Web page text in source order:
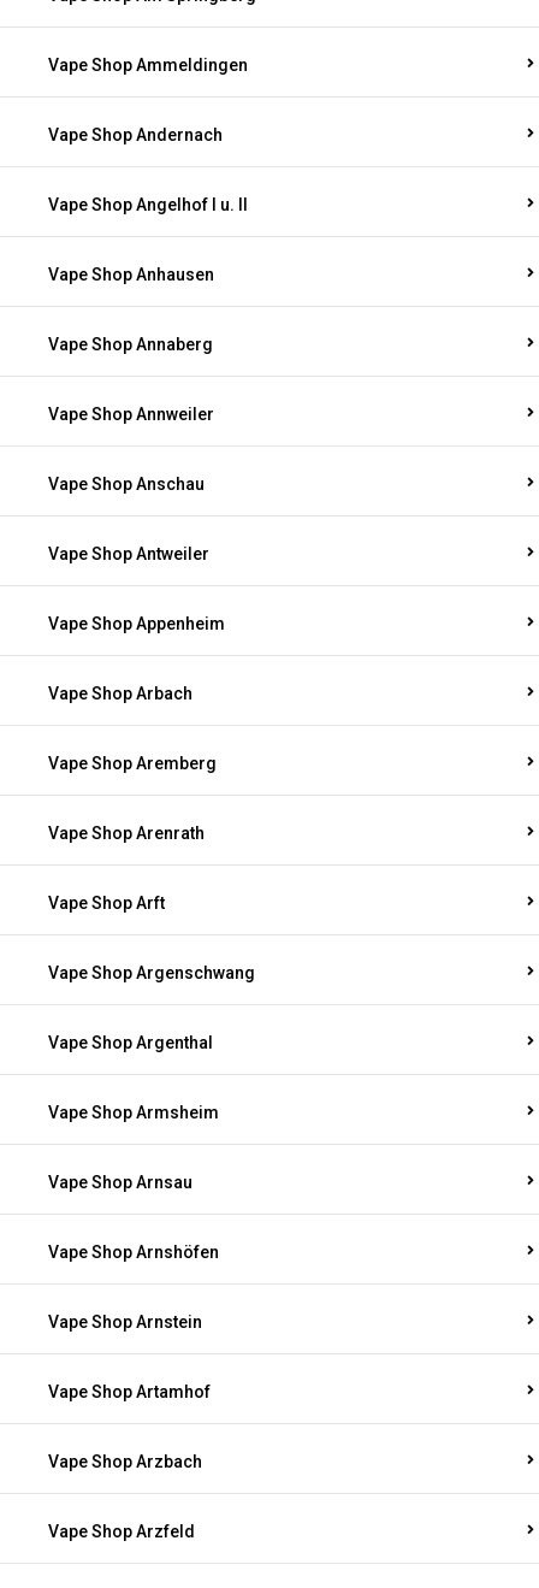
Vape Shop Ammeldingen
Vape Shop Andernach
Vape Shop Angelhof I u. II
Vape Shop Anhausen
Vape Shop Annaberg
Vape Shop Annweiler
Vape Shop Anschau
Vape Shop Antweiler
Vape Shop Appenheim
Vape Shop Arbach
Vape Shop Aremberg
Vape Shop Arenrath
Vape Shop Arft
Vape Shop Argenschwang
Vape Shop Argenthal
Vape Shop Armsheim
Vape Shop Arnsau
Vape Shop Arnshöfen
Vape Shop Arnstein
Vape Shop Artamhof
Vape Shop Arzbach
Vape Shop Arzfeld